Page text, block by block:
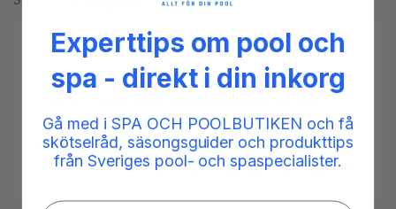
Tillgänglighet:
Low stock: 5 left
SKU: 13080009000306
temperaturgivare,värmepump
Kategorier:
Givare spabad,Reservdelar spabad,
Reservdelar värmepumpar PoolExperten
Experttips om pool och
spa - direkt i din inkorg
Gå med i SPA OCH POOLBUTIKEN och få
skötselråd, säsongsguider och produkttips
från Sveriges pool- och spaspecialister.